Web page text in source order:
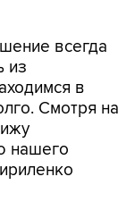
всегда
из
в
Смотря на
нашего